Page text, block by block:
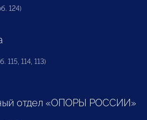
124)
115, 114, 113)
отдел «ОПОРЫ РОССИИ»